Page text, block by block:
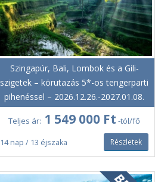
Szingapúr, Bali, Lombok és a Gili-
szigetek – körutazás 5*-os tengerparti
pihenéssel – 2026.12.26.-2027.01.08.
Teljes ár: 1 549 000 Ft -tól/fő
14 nap / 13 éjszaka Részletek